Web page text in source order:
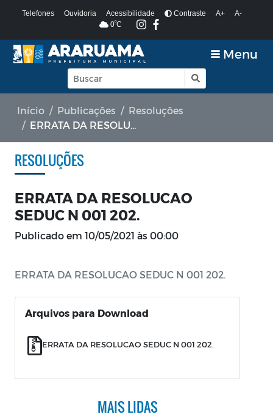
Telefones Ouvidoria Acessibilidade Contraste A+
A-
0ºC
Menu
Início Publicações
Resoluções
ERRATA DA RESOLUCAO SEDUC N 001 202.
RESOLUÇÕES
ERRATA DA RESOLUCAO
SEDUC N 001 202.
Publicado em 10/05/2021 às 00:00
ERRATA DA RESOLUCAO SEDUC N 001 202.
Arquivos para Download
ERRATA DA RESOLUCAO SEDUC N 001 202.
MAIS LIDAS